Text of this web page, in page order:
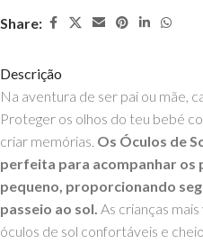
Share:
Descrição
Na aventura de ser pai ou mãe,
Proteger os olhos do teu bebé
criar memórias. Os Óculos de
perfeita para acompanhar os
pequeno, proporcionando
passeio ao sol. As crianças
óculos de sol confortáveis e